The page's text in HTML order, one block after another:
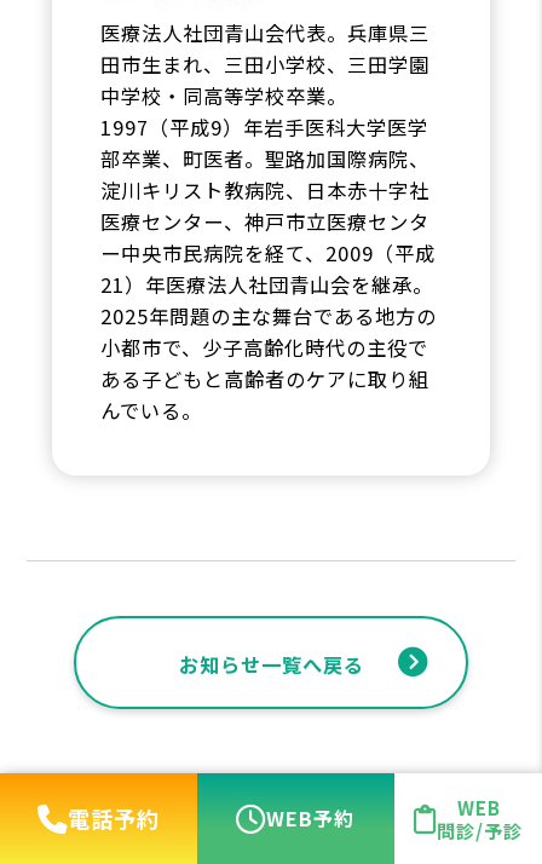
WEB予約
電話予約
WEB
問診/予診
医療法人社団青山会代表。兵庫県三
田市生まれ、三田小学校、三田学園
中学校・同高等学校卒業。
1997（平成9）年岩手医科大学医学
部卒業、町医者。聖路加国際病院、
淀川キリスト教病院、日本赤十字社
医療センター、神戸市立医療センタ
ー中央市民病院を経て、2009（平成
21）年医療法人社団青山会を継承。
2025年問題の主な舞台である地方の
小都市で、少子高齢化時代の主役で
ある子どもと高齢者のケアに取り組
んでいる。
お知らせ一覧へ戻る